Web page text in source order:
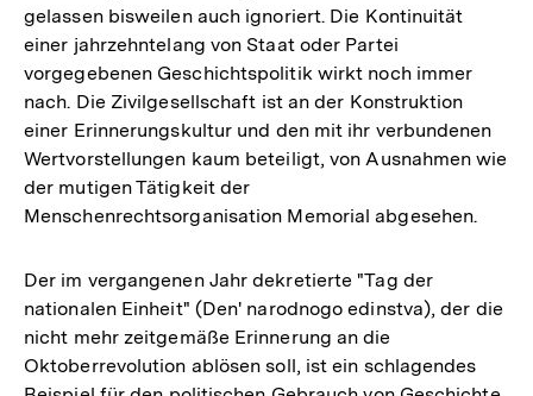
gelassen bisweilen auch ignoriert. Die Kontinuität
einer jahrzehntelang von Staat oder Partei
vorgegebenen Geschichtspolitik wirkt noch immer
nach. Die Zivilgesellschaft ist an der Konstruktion
einer Erinnerungskultur und den mit ihr verbundenen
Wertvorstellungen kaum beteiligt, von Ausnahmen wie
der mutigen Tätigkeit der
Menschenrechtsorganisation Memorial abgesehen.
Der im vergangenen Jahr dekretierte "Tag der
nationalen Einheit" (Den' narodnogo edinstva), der die
nicht mehr zeitgemäße Erinnerung an die
Oktoberrevolution ablösen soll, ist ein schlagendes